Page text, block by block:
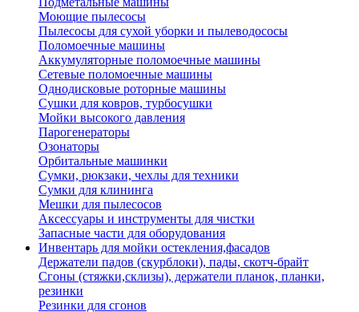
Моющие пылесосы
Пылесосы для сухой уборки и пылеводососы
Поломоечные машины
Аккумуляторные поломоечные машины
Сетевые поломоечные машины
Однодисковые роторные машины
Сушки для ковров, турбосушки
Мойки высокого давления
Парогенераторы
Озонаторы
Орбитальные машинки
Сумки, рюкзаки, чехлы для техники
Сумки для клининга
Мешки для пылесосов
Аксессуары и инструменты для чистки
Запасные части для оборудования
Инвентарь для мойки остекления,фасадов
Держатели падов (скурблоки), пады, скотч-брайт
Сгоны (стяжки,склизы), держатели планок, планки,
резинки
Резинки для сгонов